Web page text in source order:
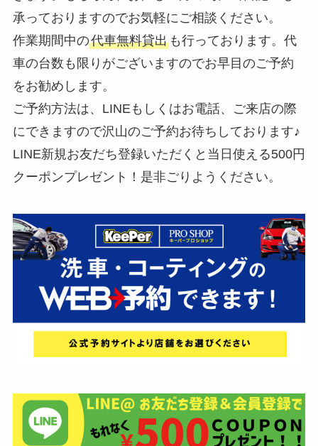
承っておりますのでお気軽にご相談ください。
作業期間中の代車無料貸出も行っております。代
車の台数も限りがございますのでお早目のご予約
をお勧めします。
ご予約方法は、LINEもしくはお電話、ご来店の際
にできますので沢山のご予約お待ちしております♪
LINE新規お友だち登録いただくと当日使える500円
クーポンプレゼント！是非ごりようください。